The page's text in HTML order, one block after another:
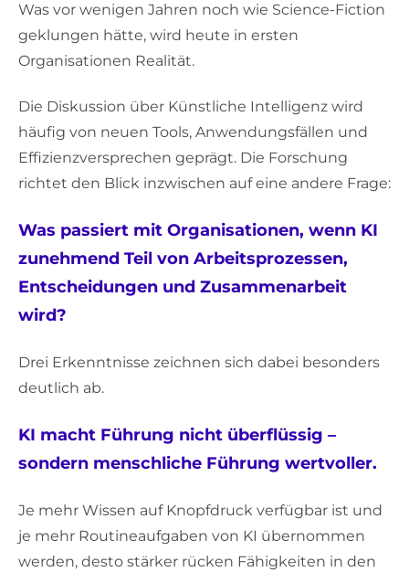
Was vor wenigen Jahren noch wie Science-Fiction
geklungen hätte, wird heute in ersten
Organisationen Realität.
Die Diskussion über Künstliche Intelligenz wird
häufig von neuen Tools, Anwendungsfällen und
Effizienzversprechen geprägt. Die Forschung
richtet den Blick inzwischen auf eine andere Frage:
Was passiert mit Organisationen, wenn KI
zunehmend Teil von Arbeitsprozessen,
Entscheidungen und Zusammenarbeit
wird?
Drei Erkenntnisse zeichnen sich dabei besonders
deutlich ab.
KI macht Führung nicht überflüssig –
sondern menschliche Führung wertvoller.
Je mehr Wissen auf Knopfdruck verfügbar ist und
je mehr Routineaufgaben von KI übernommen
werden, desto stärker rücken Fähigkeiten in den